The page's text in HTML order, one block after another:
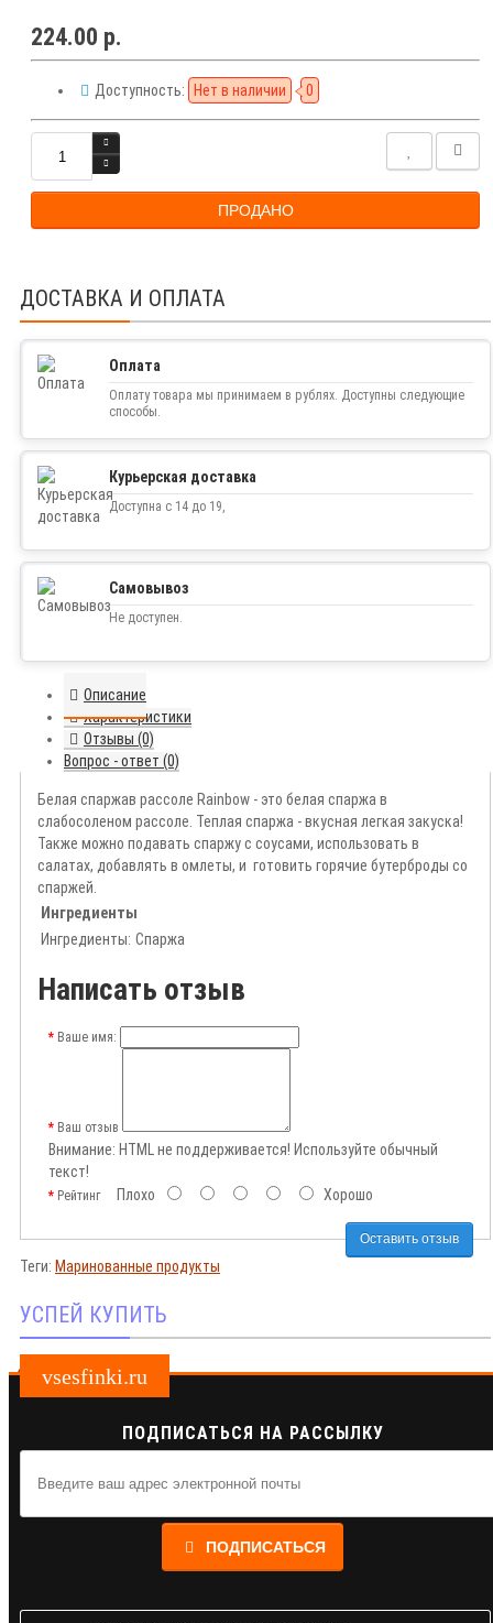
224.00 р.
Доступность: Нет в наличии 0
ПРОДАНО
ДОСТАВКА И ОПЛАТА
Оплата
Оплату товара мы принимаем в рублях. Доступны следующие
способы.
Курьерская доставка
Доступна с 14 до 19,
Самовывоз
Не доступен.
Описание
Характеристики
Отзывы (0)
Вопрос - ответ (0)
Белая спаржав рассоле Rainbow - это белая спаржа в
слабосоленом рассоле. Теплая спаржа - вкусная легкая закуска!
Также можно подавать спаржу с соусами, использовать в
салатах, добавлять в омлеты, и готовить горячие бутерброды со
спаржей.
Ингредиенты
Ингредиенты: Спаржа
Написать отзыв
Ваше имя:
Ваш отзыв
Внимание: HTML не поддерживается! Используйте обычный
текст!
РейтингПлохо Хорошо
Оставить отзыв
Теги: Маринованные продукты
УСПЕЙ КУПИТЬ
vsesfinki.ru
ПОДПИСАТЬСЯ НА РАССЫЛКУ
ПОДПИСАТЬСЯ